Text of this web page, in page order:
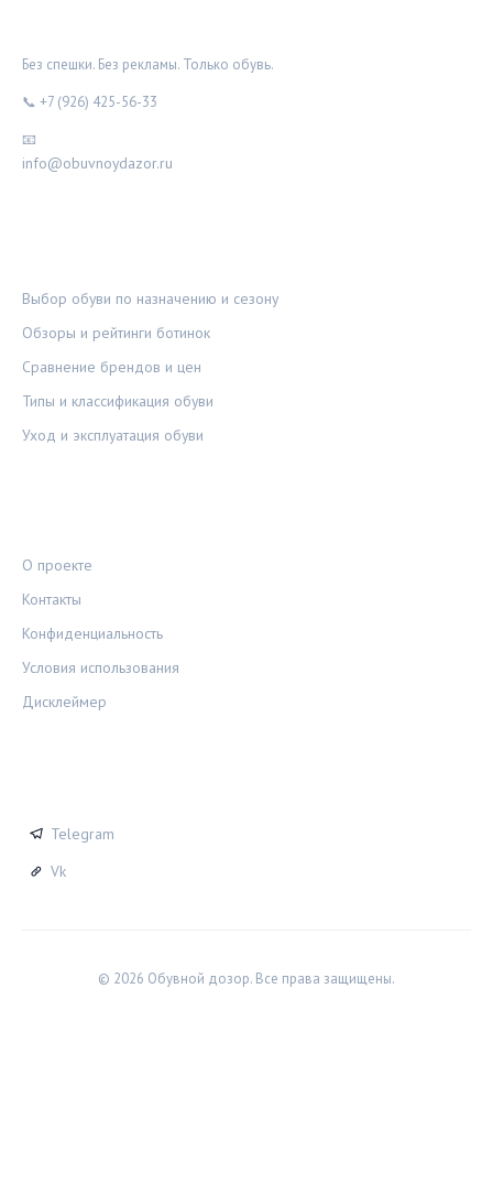
Без спешки. Без рекламы. Только обувь.
📞 +7 (926) 425-56-33
📧
info@obuvnoydazor.ru
Выбор обуви по назначению и сезону
Обзоры и рейтинги ботинок
Сравнение брендов и цен
Типы и классификация обуви
Уход и эксплуатация обуви
О проекте
Контакты
Конфиденциальность
Условия использования
Дисклеймер
Telegram
Vk
© 2026 Обувной дозор. Все права защищены.